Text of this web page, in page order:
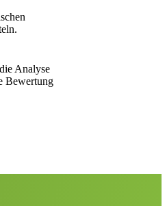
Analyse
Bewertung